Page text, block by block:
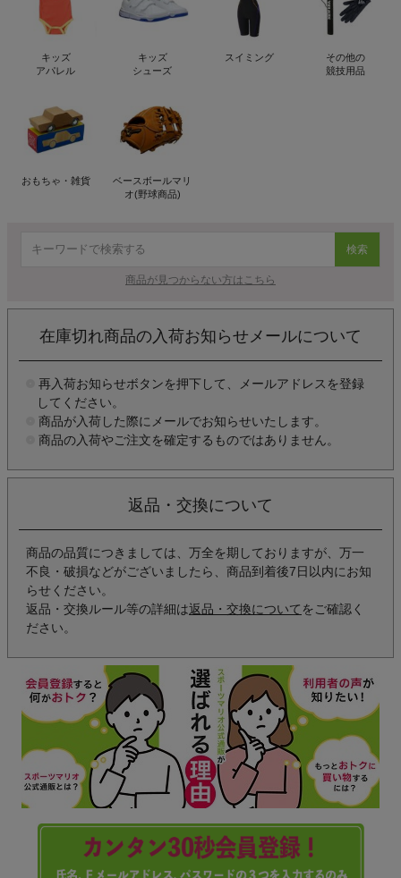
キッズ
アパレル
キッズ
シューズ
スイミング
その他の
競技用品
おもちゃ・雑貨
ベースボールマリ
オ(野球商品)
検索
商品が見つからない方はこちら
在庫切れ商品の入荷お知らせメールについて
再入荷お知らせボタンを押下して、メールアドレスを登録
してください。
商品が入荷した際にメールでお知らせいたします。
商品の入荷やご注文を確定するものではありません。
返品・交換について
商品の品質につきましては、万全を期しておりますが、万一
不良・破損などがございましたら、商品到着後7日以内にお知
らせください。
返品・交換ルール等の詳細は返品・交換について をご確認く
ださい。